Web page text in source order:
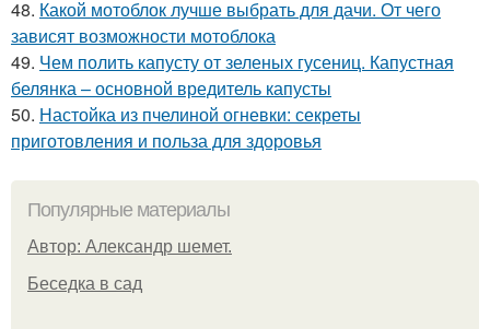
48. Какой мотоблок лучше выбрать для дачи. От чего
зависят возможности мотоблока
49. Чем полить капусту от зеленых гусениц. Капустная
белянка – основной вредитель капусты
50. Настойка из пчелиной огневки: секреты
приготовления и польза для здоровья
Популярные материалы
Автор: Александр шемет.
Беседка в сад